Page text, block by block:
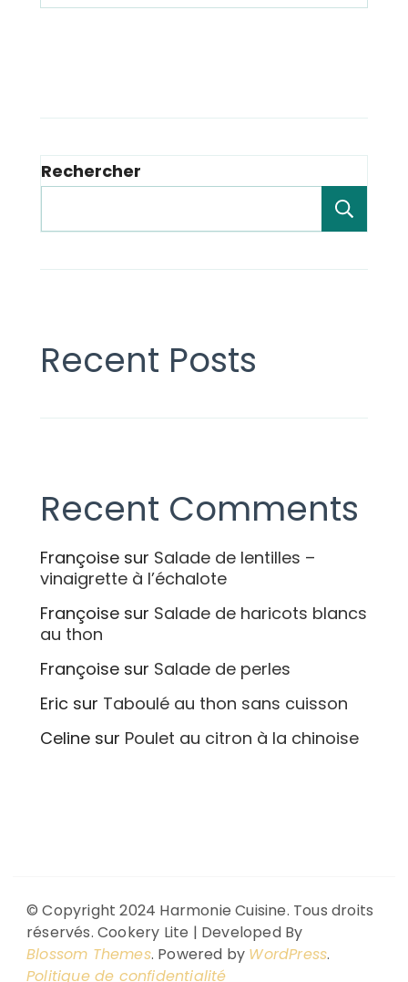
Rechercher
Recent Posts
Recent Comments
Françoise sur Salade de lentilles –
vinaigrette à l’échalote
Françoise sur Salade de haricots blancs
au thon
Françoise sur Salade de perles
Eric sur Taboulé au thon sans cuisson
Celine sur Poulet au citron à la chinoise
© Copyright 2024 Harmonie Cuisine. Tous droits
réservés. Cookery Lite | Developed By
Blossom Themes. Powered by WordPress.
Politique de confidentialité